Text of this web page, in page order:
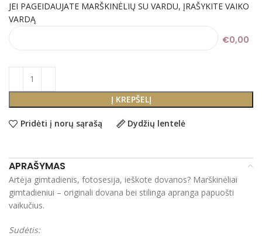
JEI PAGEIDAUJATE MARŠKINĖLIŲ SU VARDU, ĮRAŠYKITE VAIKO
VARDĄ
€0,00
Į KREPŠELĮ
Pridėti į norų sąrašą Dydžių lentelė
APRAŠYMAS
Artėja gimtadienis, fotosesija, ieškote dovanos? Marškinėliai
gimtadieniui – originali dovana bei stilinga apranga papuošti
vaikučius.
Sudėtis: